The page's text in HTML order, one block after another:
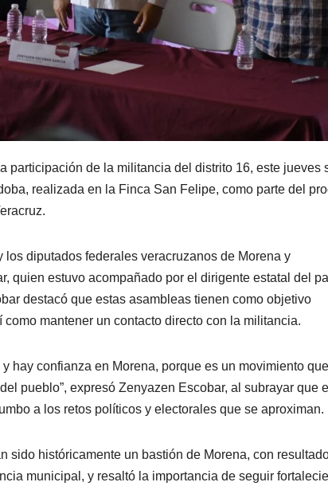
participación de la militancia del distrito 16, este jueves
realizada en la Finca San Felipe, como parte del
diputados federales veracruzanos de Morena y
quien estuvo acompañado por el dirigente estatal del
destacó que estas asambleas tienen como objetivo
mantener un contacto directo con la militancia.
hay confianza en Morena, porque es un movimiento que
pueblo”, expresó Zenyazen Escobar, al subrayar que el
a los retos políticos y electorales que se aproximan.
sido históricamente un bastión de Morena, con
municipal, y resaltó la importancia de seguir